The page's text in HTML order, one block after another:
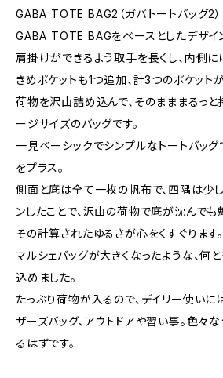
GABA TOTE BAG2（ガバトートバッグ2）
GABA TOTE BAGをベースとしたデザイ
肩掛けができるよう取手を長くし、内側
きめポケットも1つ追加、計3つのポケット
荷物を沢山詰め込んで、そのまままるっと
ージサイズのバッグです。
一見ベーシックでシンプルなトートバッ
をプラス。
側面と底は全て一枚の帆布で、四隅は少
ンしたことで、沢山の荷物で底が沈んでも
その計算されたゆるさが心をくすぐります。
マルシェバッグが大きくなったような、何
込めました。
たっぷり荷物が入るので、デイリー使いに
ザーズバッグ、アウトドアや習い事。色々
るはずです。